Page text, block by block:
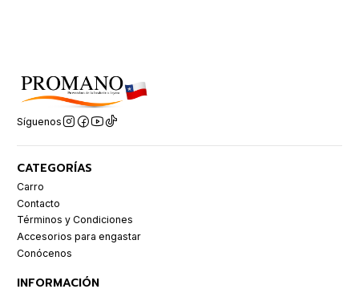
Síguenos
CATEGORÍAS
Carro
Contacto
Términos y Condiciones
Accesorios para engastar
Conócenos
INFORMACIÓN